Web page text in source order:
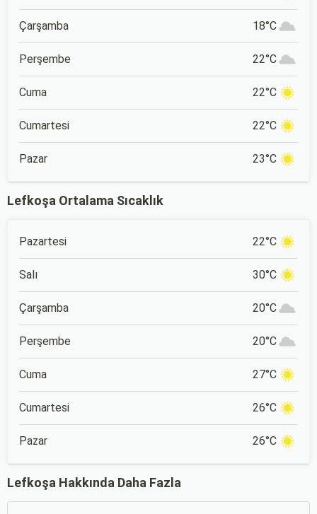
Çarşamba 18°C
Perşembe 22°C
Cuma 22°C
Cumartesi 22°C
Pazar 23°C
Lefkoşa Ortalama Sıcaklık
Pazartesi 22°C
Salı 30°C
Çarşamba 20°C
Perşembe 20°C
Cuma 27°C
Cumartesi 26°C
Pazar 26°C
Lefkoşa Hakkında Daha Fazla